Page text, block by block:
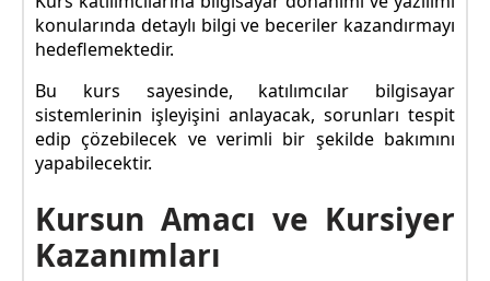
konularında detaylı bilgi ve beceriler kazandırmayı
hedeflemektedir.
Bu kurs sayesinde, katılımcılar bilgisayar
sistemlerinin işleyişini anlayacak, sorunları tespit
edip çözebilecek ve verimli bir şekilde bakımını
yapabilecektir.
Kursun Amacı ve Kursiyer
Kazanımları